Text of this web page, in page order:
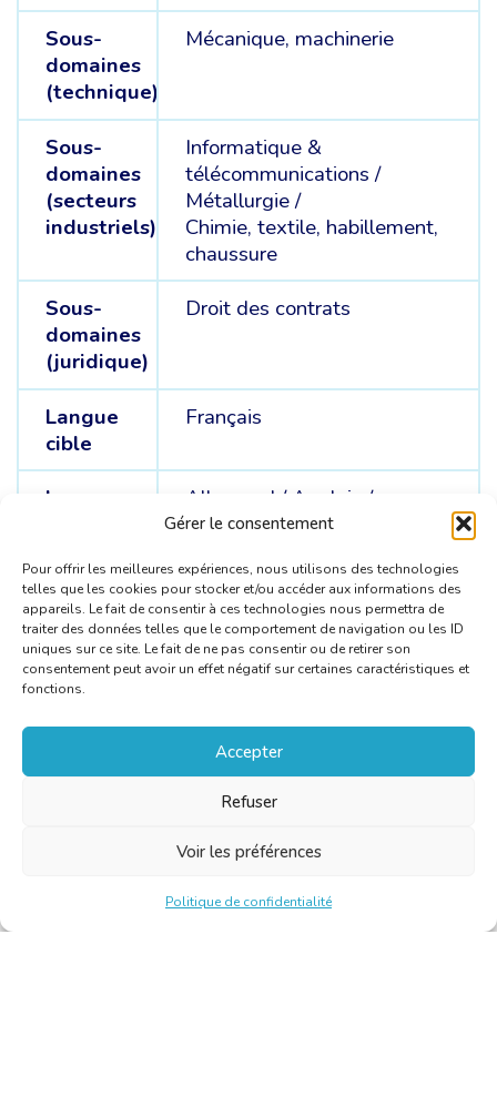
Gérer le consentement
Pour offrir les meilleures expériences, nous utilisons des technologies
telles que les cookies pour stocker et/ou accéder aux informations des
appareils. Le fait de consentir à ces technologies nous permettra de
traiter des données telles que le comportement de navigation ou les ID
uniques sur ce site. Le fait de ne pas consentir ou de retirer son
consentement peut avoir un effet négatif sur certaines caractéristiques et
fonctions.
Accepter
Refuser
Voir les préférences
Politique de confidentialité
Sous-
domaines
(technique)
Mécanique, machinerie
Sous-
domaines
(secteurs
industriels)
Informatique &
télécommunications /
Métallurgie /
Chimie, textile, habillement,
chaussure
Sous-
domaines
(juridique)
Droit des contrats
Langue
cible
Français
Langue
Allemand / Anglais /
Néerlandais